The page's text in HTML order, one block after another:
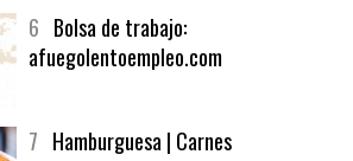
6Bolsa de trabajo: